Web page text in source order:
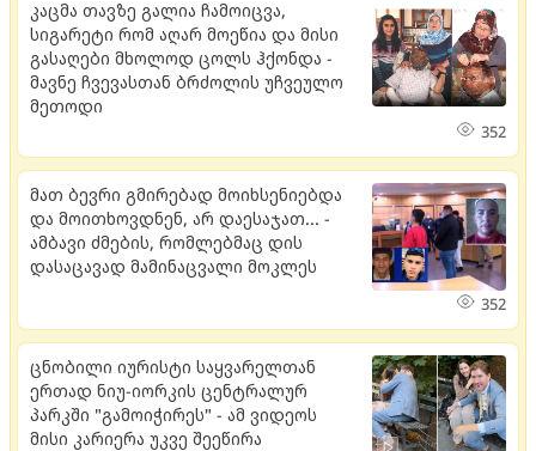
კაცმა თავზე გალია ჩამოიცვა,
სიგარეტი რომ აღარ მოეწია და მისი
გასაღები მხოლოდ ცოლს ჰქონდა -
მავნე ჩვევასთან ბრძოლის უჩვეულო
მეთოდი
352
მათ ბევრი გმირებად მოიხსენიებდა
და მოითხოვდნენ, არ დაესაჯათ... -
ამბავი ძმების, რომლებმაც დის
დასაცავად მამინაცვალი მოკლეს
352
ცნობილი იურისტი საყვარელთან
ერთად ნიუ-იორკის ცენტრალურ
პარკში "გამოიჭირეს" - ამ ვიდეოს
მისი კარიერა უკვე შეეწირა